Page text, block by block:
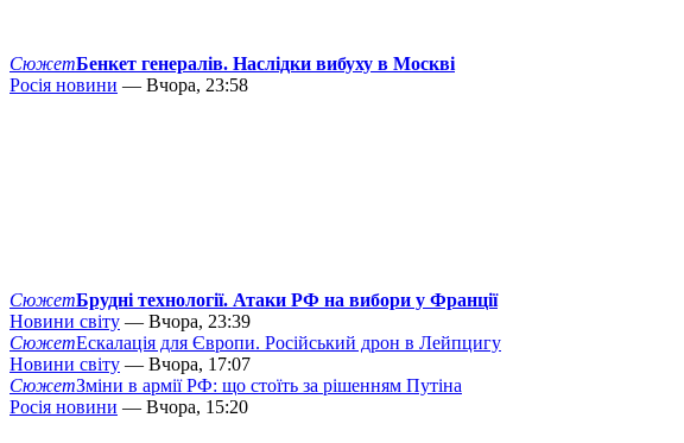
СюжетБенкет генералів. Наслідки вибуху в Москві
Росія новини — Вчора, 23:58
СюжетБрудні технології. Атаки РФ на вибори у Франції
Новини світу — Вчора, 23:39
СюжетЕскалація для Європи. Російський дрон в Лейпцигу
Новини світу — Вчора, 17:07
СюжетЗміни в армії РФ: що стоїть за рішенням Путіна
Росія новини — Вчора, 15:20